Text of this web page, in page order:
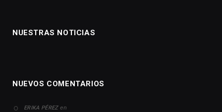
NUESTRAS NOTICIAS
NUEVOS COMENTARIOS
ERIKA PÉREZen